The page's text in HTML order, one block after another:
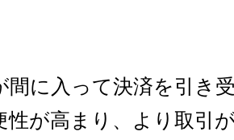
間に入って決済を引き
性が高まり、より取引